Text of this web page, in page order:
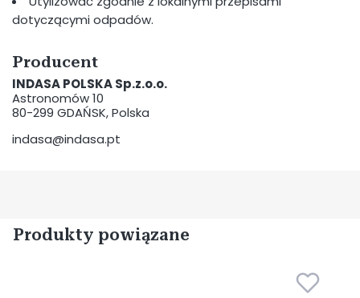
dotyczącymi odpadów.
Producent
INDASA POLSKA Sp.z.o.o.
Astronomów 10
80-299 GDAŃSK, Polska
indasa@indasa.pt
Produkty powiązane